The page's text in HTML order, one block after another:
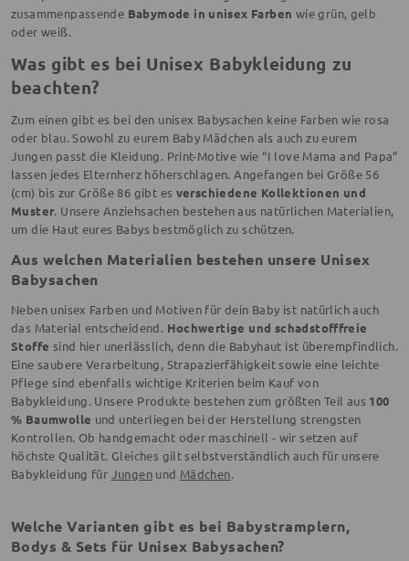
zusammenpassende Babymode in unisex Farben wie grün, gelb
oder weiß.
Was gibt es bei Unisex Babykleidung zu
beachten?
Zum einen gibt es bei den unisex Babysachen keine Farben wie rosa
oder blau. Sowohl zu eurem Baby Mädchen als auch zu eurem
Jungen passt die Kleidung. Print-Motive wie “I love Mama and Papa”
lassen jedes Elternherz höherschlagen. Angefangen bei Größe 56
(cm) bis zur Größe 86 gibt es verschiedene Kollektionen und
Muster. Unsere Anziehsachen bestehen aus natürlichen Materialien,
um die Haut eures Babys bestmöglich zu schützen.
Aus welchen Materialien bestehen unsere Unisex
Babysachen
Neben unisex Farben und Motiven für dein Baby ist natürlich auch
das Material entscheidend. Hochwertige und schadstofffreie
Stoffe sind hier unerlässlich, denn die Babyhaut ist überempfindlich.
Eine saubere Verarbeitung, Strapazierfähigkeit sowie eine leichte
Pflege sind ebenfalls wichtige Kriterien beim Kauf von
Babykleidung. Unsere Produkte bestehen zum größten Teil aus 100
% Baumwolle und unterliegen bei der Herstellung strengsten
Kontrollen. Ob handgemacht oder maschinell - wir setzen auf
höchste Qualität. Gleiches gilt selbstverständlich auch für unsere
Babykleidung für Jungenund Mädchen.
Welche Varianten gibt es bei Babystramplern,
Bodys & Sets für Unisex Babysachen?